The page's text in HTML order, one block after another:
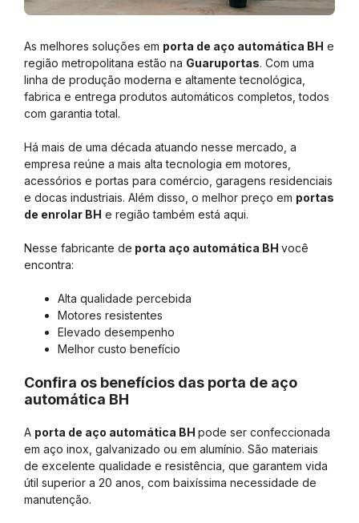
As melhores soluções em porta de aço automática BH e
região metropolitana estão na Guaruportas. Com uma
linha de produção moderna e altamente tecnológica,
fabrica e entrega produtos automáticos completos, todos
com garantia total.
Há mais de uma década atuando nesse mercado, a
empresa reúne a mais alta tecnologia em motores,
acessórios e portas para comércio, garagens residenciais
e docas industriais. Além disso, o melhor preço em portas
de enrolar BH e região também está aqui.
Nesse fabricante de porta aço automática BH você
encontra:
Alta qualidade percebida
Motores resistentes
Elevado desempenho
Melhor custo benefício
Confira os benefícios das porta de aço
automática BH
A porta de aço automática BH pode ser confeccionada
em aço inox, galvanizado ou em alumínio. São materiais
de excelente qualidade e resistência, que garantem vida
útil superior a 20 anos, com baixíssima necessidade de
manutenção.